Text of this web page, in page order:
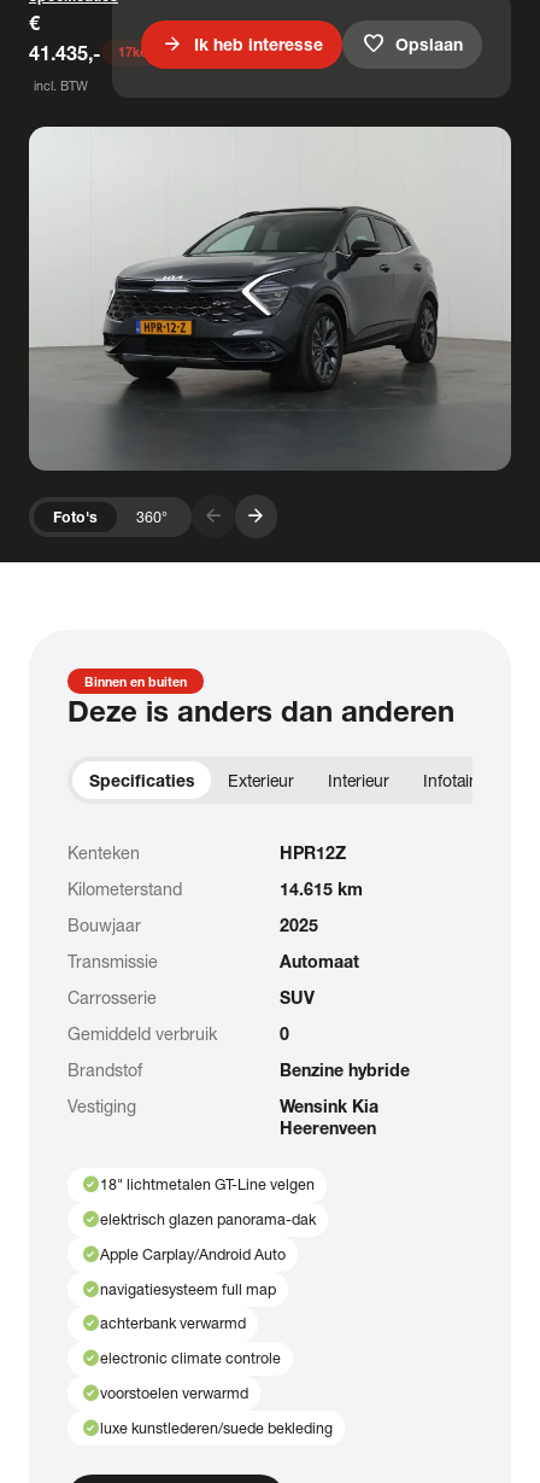
€
41.435,-
incl. BTW
17keer bekeken
arrow_forward Ik heb interesse favorite Opslaan
Foto's 360° arrow_forward arrow_forward
Binnen en buiten
Deze is anders dan anderen
Specificaties Exterieur Interieur Infotainment
Kenteken
HPR12Z
Kilometerstand
14.615 km
Bouwjaar
2025
Transmissie
Automaat
Carrosserie
SUV
Gemiddeld verbruik
0
Brandstof
Benzine hybride
Vestiging
Wensink Kia
Heerenveen
check_circle18" lichtmetalen GT-Line velgen
check_circleelektrisch glazen panorama-dak
check_circleApple Carplay/Android Auto
check_circlenavigatiesysteem full map
check_circleachterbank verwarmd
check_circleelectronic climate controle
check_circlevoorstoelen verwarmd
check_circleluxe kunstlederen/suede bekleding